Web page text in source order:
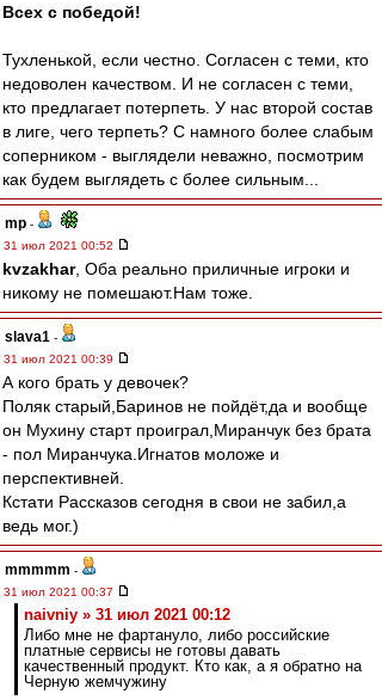
Всех с победой!
Тухленькой, если честно. Согласен с теми, кто
недоволен качеством. И не согласен с теми,
кто предлагает потерпеть. У нас второй состав
в лиге, чего терпеть? С намного более слабым
соперником - выглядели неважно, посмотрим
как будем выглядеть с более сильным...
mp -
31 июл 2021 00:52
kvzakhar, Оба реально приличные игроки и
никому не помешают.Нам тоже.
slava1 -
31 июл 2021 00:39
А кого брать у девочек?
Поляк старый,Баринов не пойдёт,да и вообще
он Мухину старт проиграл,Миранчук без брата
- пол Миранчука.Игнатов моложе и
перспективней.
Кстати Рассказов сегодня в свои не забил,а
ведь мог.)
mmmmm -
31 июл 2021 00:37
naivniy » 31 июл 2021 00:12
Либо мне не фартануло, либо российские
платные сервисы не готовы давать
качественный продукт. Кто как, а я обратно на
Черную жемчужину